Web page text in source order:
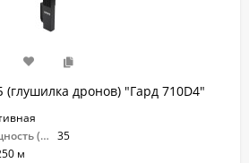
дронов) "Гард 710D4"
Общая выходная мощность (Вт): 35
м